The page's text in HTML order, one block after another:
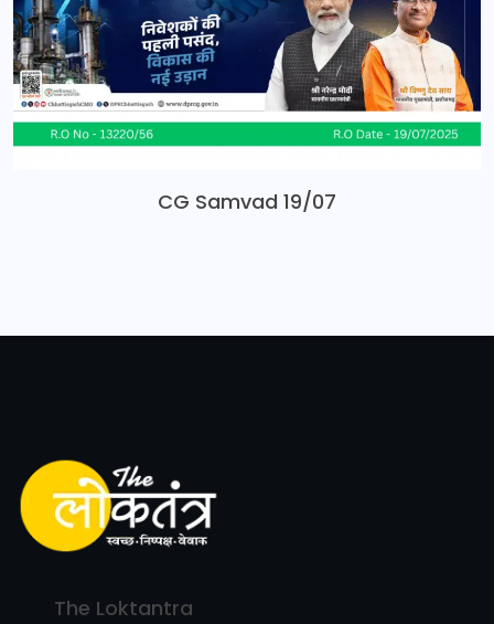
CG Samvad 19/07
The Loktantra